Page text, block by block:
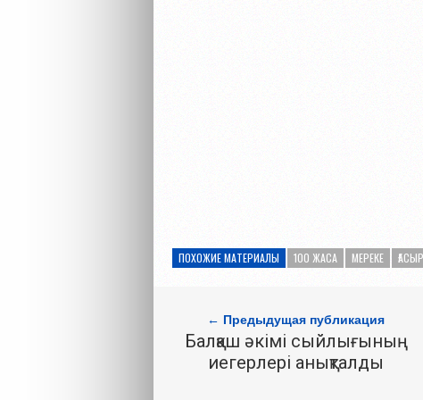
ПОХОЖИЕ МАТЕРИАЛЫ 100 ЖАСА МЕРЕКЕ ҒАСЫР
← Предыдущая публикация
Балқаш әкімі сыйлығының
иегерлері анықталды